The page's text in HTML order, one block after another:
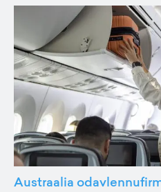
Austraalia